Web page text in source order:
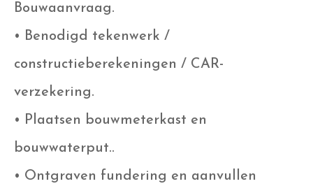
Bouwaanvraag.
• Benodigd tekenwerk /
constructieberekeningen / CAR-
verzekering.
• Plaatsen bouwmeterkast en
bouwwaterput..
• Ontgraven fundering en aanvullen